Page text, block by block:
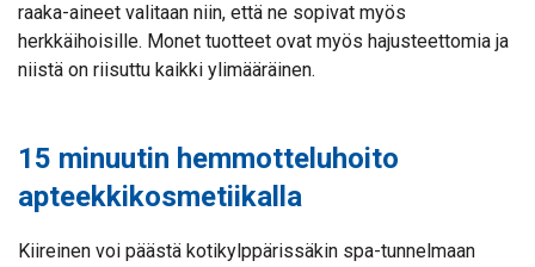
raaka-aineet valitaan niin, että ne sopivat myös
herkkäihoisille. Monet tuotteet ovat myös hajusteettomia ja
niistä on riisuttu kaikki ylimääräinen.
15 minuutin hemmotteluhoito
apteekkikosmetiikalla
Kiireinen voi päästä kotikylppärissäkin spa-tunnelmaan